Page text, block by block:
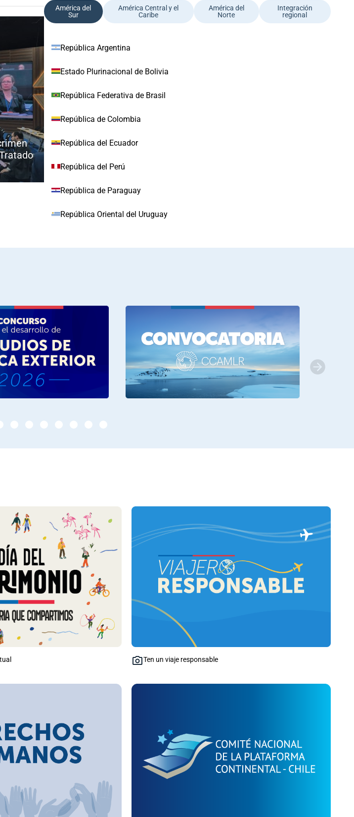
América del
Sur
América Central y el
Caribe
América del
Norte
Integración
regional
República Argentina
Estado Plurinacional de Bolivia
República Federativa de Brasil
República de Colombia
República del Ecuador
República del Perú
República de Paraguay
República Oriental del Uruguay
Ten un viaje responsable